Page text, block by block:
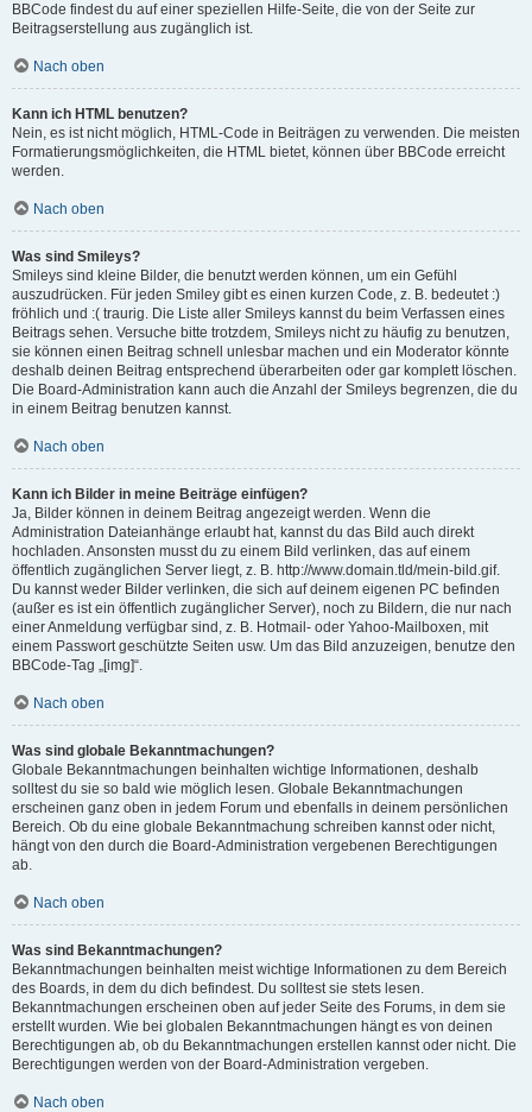
BBCode findest du auf einer speziellen Hilfe-Seite, die von der Seite zur
Beitragserstellung aus zugänglich ist.
Nach oben
Kann ich HTML benutzen?
Nein, es ist nicht möglich, HTML-Code in Beiträgen zu verwenden. Die meisten
Formatierungsmöglichkeiten, die HTML bietet, können über BBCode erreicht
werden.
Nach oben
Was sind Smileys?
Smileys sind kleine Bilder, die benutzt werden können, um ein Gefühl
auszudrücken. Für jeden Smiley gibt es einen kurzen Code, z. B. bedeutet :)
fröhlich und :( traurig. Die Liste aller Smileys kannst du beim Verfassen eines
Beitrags sehen. Versuche bitte trotzdem, Smileys nicht zu häufig zu benutzen,
sie können einen Beitrag schnell unlesbar machen und ein Moderator könnte
deshalb deinen Beitrag entsprechend überarbeiten oder gar komplett löschen.
Die Board-Administration kann auch die Anzahl der Smileys begrenzen, die du
in einem Beitrag benutzen kannst.
Nach oben
Kann ich Bilder in meine Beiträge einfügen?
Ja, Bilder können in deinem Beitrag angezeigt werden. Wenn die
Administration Dateianhänge erlaubt hat, kannst du das Bild auch direkt
hochladen. Ansonsten musst du zu einem Bild verlinken, das auf einem
öffentlich zugänglichen Server liegt, z. B. http://www.domain.tld/mein-bild.gif.
Du kannst weder Bilder verlinken, die sich auf deinem eigenen PC befinden
(außer es ist ein öffentlich zugänglicher Server), noch zu Bildern, die nur nach
einer Anmeldung verfügbar sind, z. B. Hotmail- oder Yahoo-Mailboxen, mit
einem Passwort geschützte Seiten usw. Um das Bild anzuzeigen, benutze den
BBCode-Tag „[img]“.
Nach oben
Was sind globale Bekanntmachungen?
Globale Bekanntmachungen beinhalten wichtige Informationen, deshalb
solltest du sie so bald wie möglich lesen. Globale Bekanntmachungen
erscheinen ganz oben in jedem Forum und ebenfalls in deinem persönlichen
Bereich. Ob du eine globale Bekanntmachung schreiben kannst oder nicht,
hängt von den durch die Board-Administration vergebenen Berechtigungen
ab.
Nach oben
Was sind Bekanntmachungen?
Bekanntmachungen beinhalten meist wichtige Informationen zu dem Bereich
des Boards, in dem du dich befindest. Du solltest sie stets lesen.
Bekanntmachungen erscheinen oben auf jeder Seite des Forums, in dem sie
erstellt wurden. Wie bei globalen Bekanntmachungen hängt es von deinen
Berechtigungen ab, ob du Bekanntmachungen erstellen kannst oder nicht. Die
Berechtigungen werden von der Board-Administration vergeben.
Nach oben